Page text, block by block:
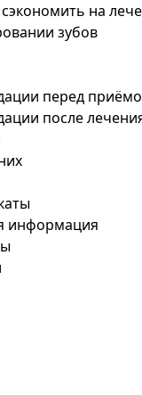
на
зубов
перед
после
информация